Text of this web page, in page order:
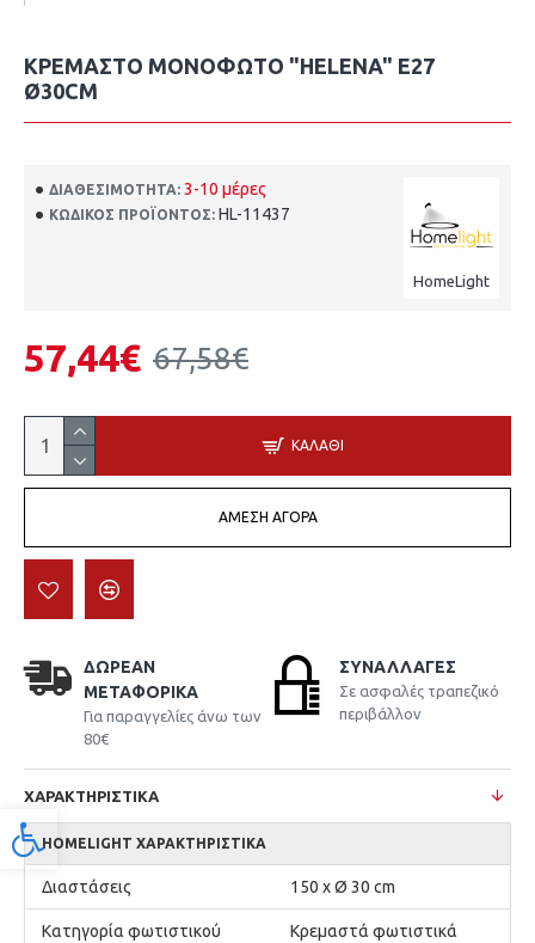
Προσβασιμότητα
ΚΡΕΜΑΣΤΌ ΜΟΝΌΦΩΤΟ "HELENA" Ε27
Ø30CM
ΔΙΑΘΕΣΙΜΌΤΗΤΑ: 3-10 μέρες
ΚΩΔΙΚΌΣ ΠΡΟΪΌΝΤΟΣ: HL-11437
HomeLight
67,58€
57,44€
ΚΑΛΆΘΙ
ΆΜΕΣΗ ΑΓΟΡΆ
ΔΩΡΕΆΝ
ΜΕΤΑΦΟΡΙΚΆ
Για παραγγελίες άνω των
80€
ΣΥΝΑΛΛΑΓΈΣ
Σε ασφαλές τραπεζικό
περιβάλλον
ΧΑΡΑΚΤΗΡΙΣΤΙΚΆ
HOMELIGHT ΧΑΡΑΚΤΗΡΙΣΤΙΚΆ
Διαστάσεις 150 x Ø 30 cm
Κατηγορία φωτιστικού Κρεμαστά φωτιστικά